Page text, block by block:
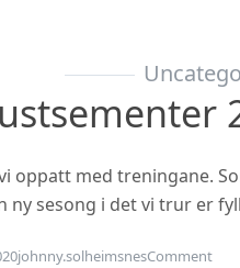
oppatt med treningane.
ny sesong i det vi trur er
johnny.solheimsnesCommenton